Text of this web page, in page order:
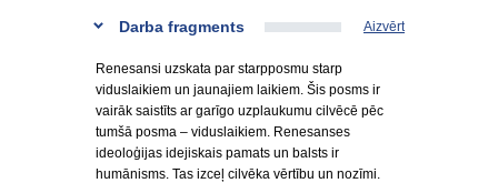
Darba fragments Aizvērt
Renesansi uzskata par starpposmu starp
viduslaikiem un jaunajiem laikiem. Šis posms ir
vairāk saistīts ar garīgo uzplaukumu cilvēcē pēc
tumšā posma – viduslaikiem. Renesanses
ideoloģijas idejiskais pamats un balsts ir
humānisms. Tas izceļ cilvēka vērtību un nozīmi.